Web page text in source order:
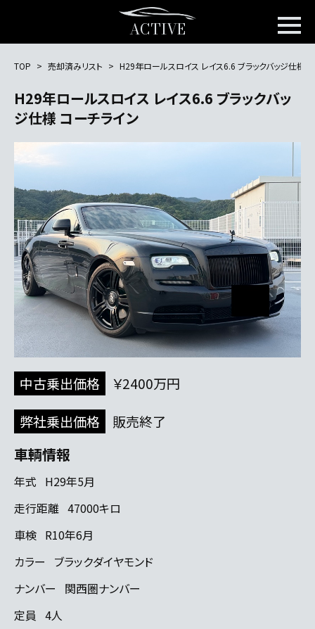
ACTIVE
TOP 売却済みリスト H29年ロールスロイス レイス6.6 ブラックバッジ仕様
H29年ロールスロイス レイス6.6 ブラックバッ
ジ仕様 コーチライン
中古乗出価格
￥2400万円
弊社乗出価格
販売終了
車輌情報
年式 H29年5月
走行距離 47000キロ
車検 R10年6月
カラー
ブラックダイヤモンド
ナンバー
関西圏ナンバー
定員 4人